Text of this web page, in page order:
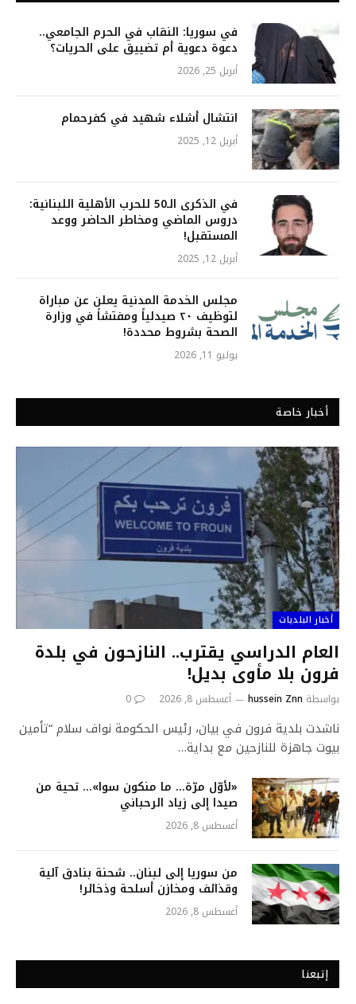
في سوريا: النقاب في الحرم الجامعي..
دعوة دعوية أم تضييق على الحريات؟
أبريل 25, 2026
انتشال أشلاء شهيد في كفرحمام
أبريل 12, 2025
في الذكرى الـ50 للحرب الأهلية اللبنانية:
دروس الماضي ومخاطر الحاضر ووعد
المستقبل!
أبريل 12, 2025
مجلس الخدمة المدنية يعلن عن مباراة
لتوظيف ٢٠ صيدلياً ومفتشاً في وزارة
الصحة بشروط محددة!
يوليو 11, 2026
أخبار خاصة
أخبار البلديات
العام الدراسي يقترب.. النازحون في بلدة
فرون بلا مأوى بديل!
بواسطة hussein Znn أغسطس 8, 2026 0
ناشدت بلدية فرون في بيان، رئيس الحكومة نواف سلام “تأمين
بيوت جاهزة للنازحين مع بداية…
«لأوّل مرّة… ما منكون سوا»… تحية من
صيدا إلى زياد الرحباني
أغسطس 8, 2026
من سوريا إلى لبنان.. شحنة بنادق آلية
وقذائف ومخازن أسلحة وذخائر!
أغسطس 8, 2026
إتبعنا